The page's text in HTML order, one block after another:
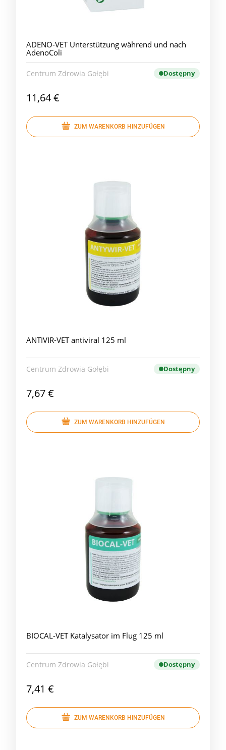
ADENO-VET Unterstützung während und nach
AdenoColi
Centrum Zdrowia Gołębi Dostępny
11,64 €
ZUM WARENKORB HINZUFÜGEN
ANTIVIR-VET antiviral 125 ml
Centrum Zdrowia Gołębi Dostępny
7,67 €
ZUM WARENKORB HINZUFÜGEN
BIOCAL-VET Katalysator im Flug 125 ml
Centrum Zdrowia Gołębi Dostępny
7,41 €
ZUM WARENKORB HINZUFÜGEN